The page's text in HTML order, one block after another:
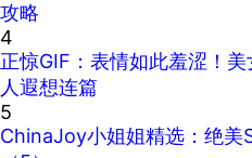
攻略
4
正惊GIF：表情如此羞涩！
人遐想连篇
5
ChinaJoy小姐姐精选：绝美